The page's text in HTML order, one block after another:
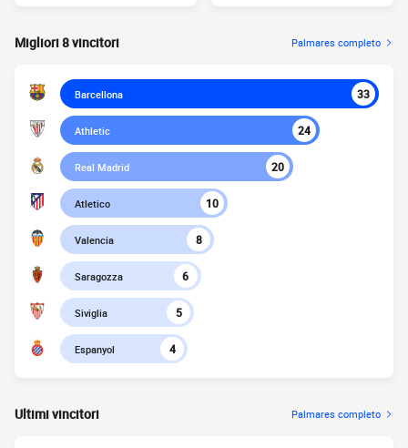
Migliori 8 vincitori Palmares completo
Barcellona 33
Athletic 24
Real Madrid 20
Atletico 10
Valencia 8
Saragozza 6
Siviglia 5
Espanyol 4
Ultimi vincitori Palmares completo